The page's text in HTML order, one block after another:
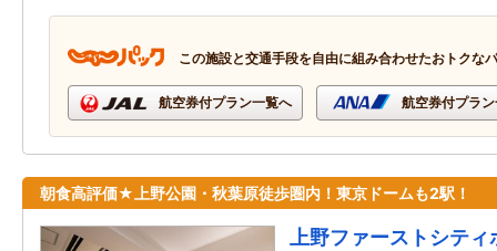
この施設と交通手段を自由に組み合わせたおトクな
航空券付プラン一覧へ 航空券付プラ
朝食高評価★上野公園・秋葉原徒歩圏内！東京ドームも2駅！
上野ファーストシティ